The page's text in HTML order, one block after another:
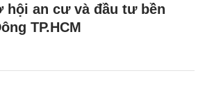
hội an cư và đầu tư bền
TP.HCM